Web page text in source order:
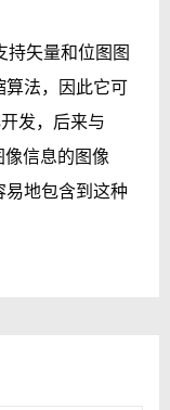
持矢量和位图图
法，因此它可
发，后来与
信息的图像
地包含到这种